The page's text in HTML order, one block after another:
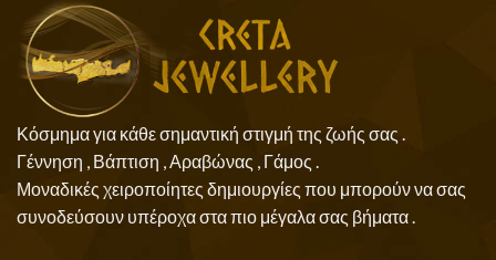
Κόσμημα για κάθε σημαντική στιγμή της ζωής σας .
Γέννηση , Βάπτιση , Αραβώνας , Γάμος .
Μοναδικές χειροποίητες δημιουργίες που μπορούν να σας
συνοδεύσουν υπέροχα στα πιο μέγαλα σας βήματα .